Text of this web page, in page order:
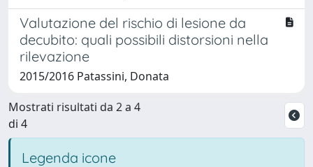
Valutazione del rischio di lesione da
decubito: quali possibili distorsioni nella
rilevazione
2015/2016 Patassini, Donata
Mostrati risultati da 2 a 4
di 4
Legenda icone